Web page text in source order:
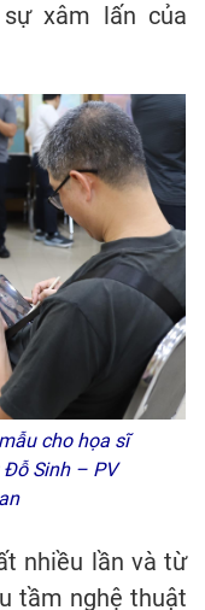
xâm lấn của
cho họa sĩ
Đỗ Sinh – PV
nhiều lần và từ
tầm nghệ thuật